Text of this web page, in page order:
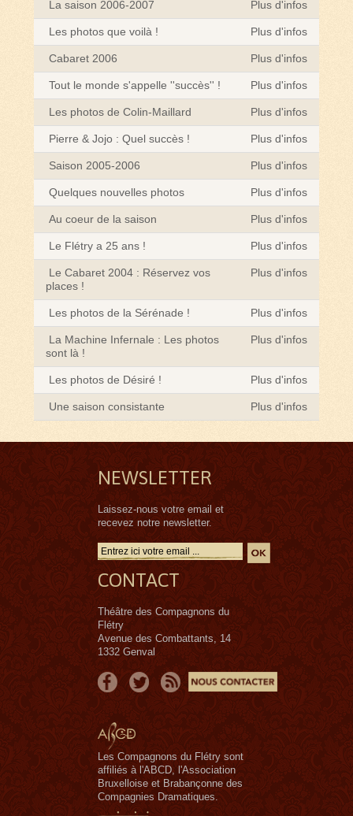
La saison 2006-2007 Plus d'infos
Les photos que voilà ! Plus d'infos
Cabaret 2006 Plus d'infos
Tout le monde s'appelle ''succès'' ! Plus d'infos
Les photos de Colin-Maillard Plus d'infos
Pierre & Jojo : Quel succès ! Plus d'infos
Saison 2005-2006 Plus d'infos
Quelques nouvelles photos Plus d'infos
Au coeur de la saison Plus d'infos
Le Flétry a 25 ans ! Plus d'infos
Le Cabaret 2004 : Réservez vos
places !
Plus d'infos
Les photos de la Sérénade ! Plus d'infos
La Machine Infernale : Les photos
sont là !
Plus d'infos
Les photos de Désiré ! Plus d'infos
Une saison consistante Plus d'infos
NEWSLETTER
Laissez-nous votre email et
recevez notre newsletter.
CONTACT
Théâtre des Compagnons du
Flétry
Avenue des Combattants, 14
1332 Genval
Les Compagnons du Flétry sont
affiliés à l'ABCD, l'Association
Bruxelloise et Brabançonne des
Compagnies Dramatiques.